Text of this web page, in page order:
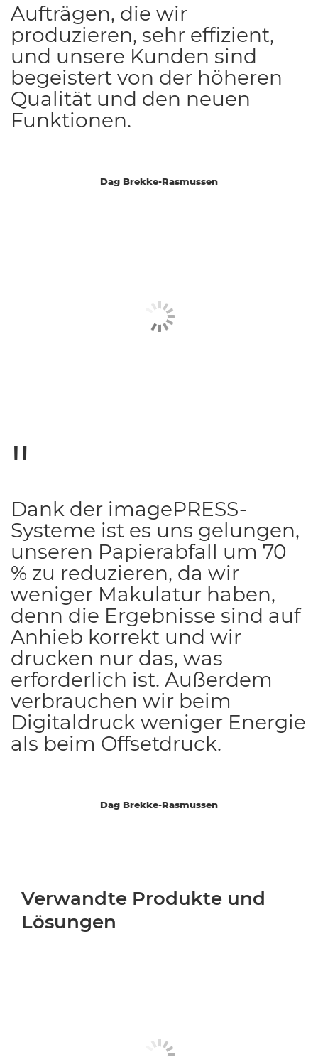
Dag Brekke-Rasmussen
Aufträgen, die wir
produzieren, sehr effizient,
und unsere Kunden sind
begeistert von der höheren
Qualität und den neuen
Funktionen.
Dag Brekke-Rasmussen
Dank der imagePRESS-
Systeme ist es uns gelungen,
unseren Papierabfall um 70
% zu reduzieren, da wir
weniger Makulatur haben,
denn die Ergebnisse sind auf
Anhieb korrekt und wir
drucken nur das, was
erforderlich ist. Außerdem
verbrauchen wir beim
Digitaldruck weniger Energie
als beim Offsetdruck.
Verwandte Produkte und
Lösungen